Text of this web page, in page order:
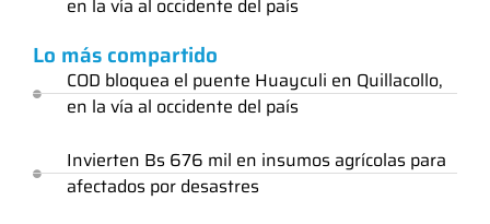
en la vía al occidente del país
Lo más compartido
COD bloquea el puente Huayculi en Quillacollo,
en la vía al occidente del país
Invierten Bs 676 mil en insumos agrícolas para
afectados por desastres